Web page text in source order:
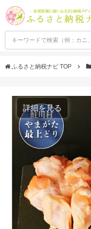
ふるさと納税ナビ TOP
詳細を見る